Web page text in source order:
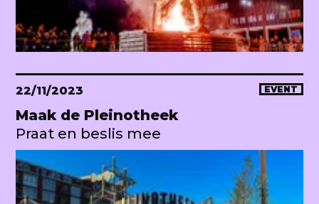
22/11/2023 EVENT
Maak de Pleinotheek
Praat en beslis mee